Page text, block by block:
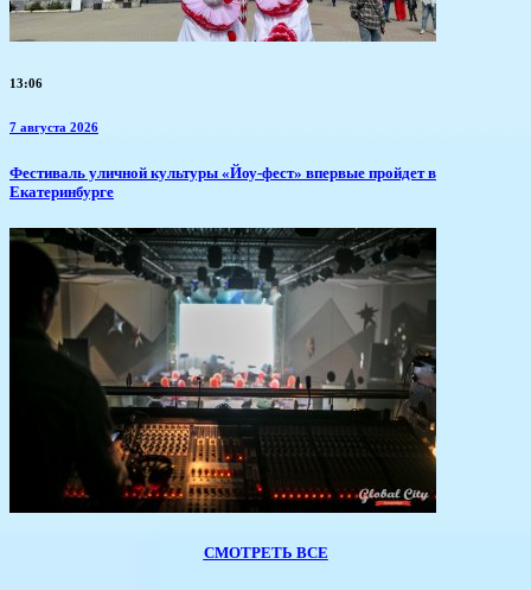
13:06
7 августа 2026
​Фестиваль уличной культуры «Йоу-фест» впервые пройдет в
Екатеринбурге
СМОТРЕТЬ ВСЕ